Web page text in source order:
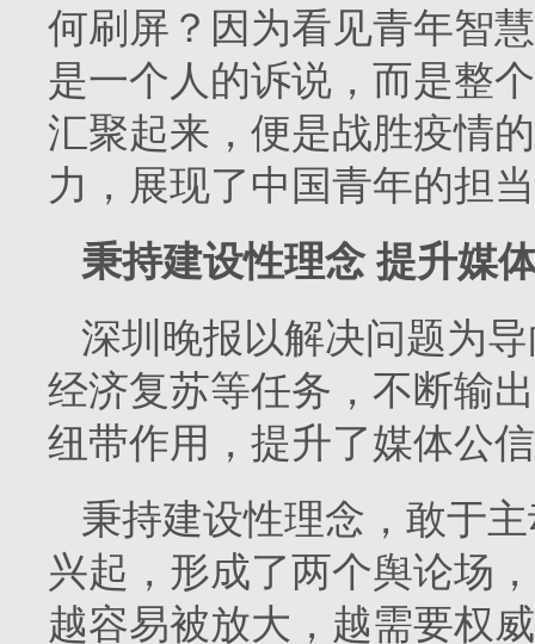
何刷屏？因为看见青年智
是一个人的诉说，而是整
汇聚起来，便是战胜疫情
力，展现了中国青年的担
秉持建设性理念 提升媒
深圳晚报以解决问题为
经济复苏等任务，不断输
纽带作用，提升了媒体公
秉持建设性理念，敢于
兴起，形成了两个舆论场
越容易被放大，越需要权